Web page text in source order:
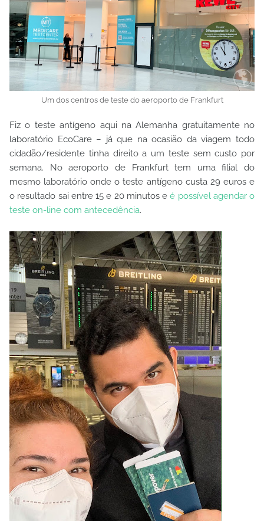
Um dos centros de teste do aeroporto de Frankfurt
Fiz o teste antígeno aqui na Alemanha gratuitamente no
laboratório EcoCare – já que na ocasião da viagem todo
cidadão/residente tinha direito a um teste sem custo por
semana. No aeroporto de Frankfurt tem uma filial do
mesmo laboratório onde o teste antígeno custa 29 euros e
o resultado sai entre 15 e 20 minutos eé possível agendar o
teste on-line com antecedência.